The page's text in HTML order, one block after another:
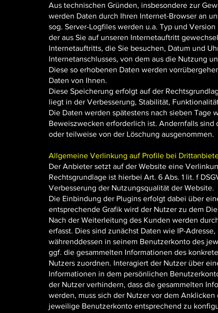
Aus technischen Gründen, insbesondere zur
werden Daten durch Ihren Internet-Browser an
sog. Server-Logfiles werden u.a. Typ und
der aus Sie auf unseren Internetauftritt
Internetauftritts, die Sie besuchen, Datum und
Internetanschlusses, von dem aus die Nutzung
Diese so erhobenen Daten werden
Daten von Ihnen.
Diese Speicherung erfolgt auf der
liegt in der Verbesserung, Stabilität,
Die Daten werden spätestens nach sieben
Beweiszwecken erforderlich ist. Andernfalls
oder teilweise von der Löschung ausgenommen.
Allgemeine Verlinkung auf Profile bei
Der Anbieter setzt auf der Website eine
Rechtsgrundlage ist hierbei Art. 6 Abs. 1 lit. f
Verbesserung der Nutzungsqualität der Website.
Die Einbindung der Plugins erfolgt dabei über
entsprechende Grafik wird der Nutzer zu dem
Nach der Weiterleitung des Kunden werden
erfasst. Dies sind zunächst Daten wie IP-
währenddessen in seinem Benutzerkonto des
ggf. die gesammelten Informationen des
Nutzers zuordnen. Interagiert der Nutzer über
Informationen in dem persönlichen
der Nutzer verhindern, dass die gesammelten
werden, muss sich der Nutzer vor dem
jeweilige Benutzerkonto entsprechend zu